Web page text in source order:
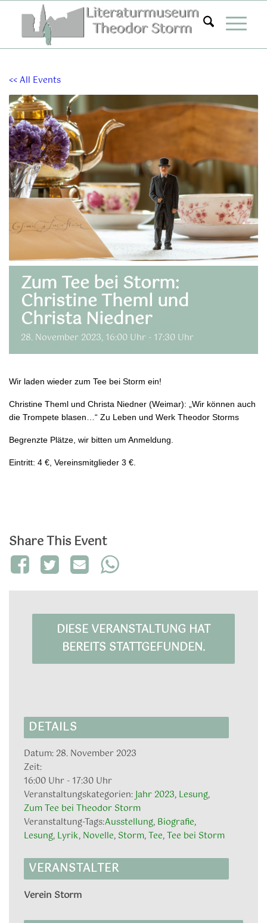
springen
<< All Events
Zum Tee bei Storm:
Christine Theml und
Christa Niedner
28. November 2023, 16:00 Uhr - 17:30 Uhr
Wir laden wieder zum Tee bei Storm ein!
Christine Theml und Christa Niedner (Weimar): „Wir können auch
die Trompete blasen…“ Zu Leben und Werk Theodor Storms
Begrenzte Plätze, wir bitten um Anmeldung.
Eintritt: 4 €, Vereinsmitglieder 3 €.
Share This Event
DIESE VERANSTALTUNG HAT
BEREITS STATTGEFUNDEN.
DETAILS
Datum: 28. November 2023
Zeit:
16:00 Uhr - 17:30 Uhr
Veranstaltungskategorien: Jahr 2023, Lesung,
Zum Tee bei Theodor Storm
Veranstaltung-Tags:Ausstellung, Biografie,
Lesung, Lyrik, Novelle, Storm,Tee,Tee bei Storm
VERANSTALTER
Verein Storm